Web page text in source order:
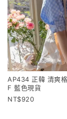
AP434 正韓 清爽
F 藍色現貨
920